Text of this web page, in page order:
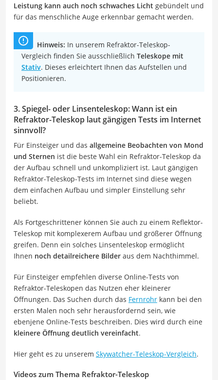
Leistung kann auch noch schwaches Licht gebündelt und
für das menschliche Auge erkennbar gemacht werden.
Hinweis: In unserem Refraktor-Teleskop-
Vergleich finden Sie ausschließlich Teleskope mit
Stativ. Dieses erleichtert Ihnen das Aufstellen und
Positionieren.
3. Spiegel- oder Linsenteleskop: Wann ist ein
Refraktor-Teleskop laut gängigen Tests im Internet
sinnvoll?
Für Einsteiger und das allgemeine Beobachten von Mond
und Sternen ist die beste Wahl ein Refraktor-Teleskop da
der Aufbau schnell und unkompliziert ist. Laut gängigen
Refraktor-Teleskop-Tests im Internet sind diese wegen
dem einfachen Aufbau und simpler Einstellung sehr
beliebt.
Als Fortgeschrittener können Sie auch zu einem Reflektor-
Teleskop mit komplexerem Aufbau und größerer Öffnung
greifen. Denn ein solches Linsenteleskop ermöglicht
Ihnen noch detailreichere Bilder aus dem Nachthimmel.
Für Einsteiger empfehlen diverse Online-Tests von
Refraktor-Teleskopen das Nutzen eher kleinerer
Öffnungen. Das Suchen durch das Fernrohr kann bei den
ersten Malen noch sehr herausfordernd sein, wie
ebenjene Online-Tests beschreiben. Dies wird durch eine
kleinere Öffnung deutlich vereinfacht.
Hier geht es zu unserem Skywatcher-Teleskop-Vergleich.
Videos zum Thema Refraktor-Teleskop